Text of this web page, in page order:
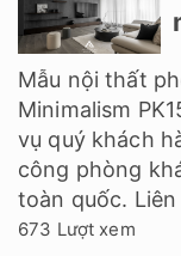
Mẫu nội thất
Minimalism
vụ quý khách
công phòng
toàn quốc.
673 Lượt xem